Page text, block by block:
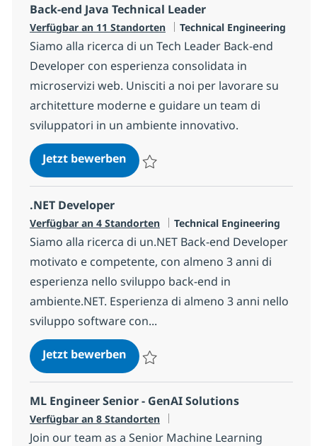
Back-end Java Technical Leader
Verfügbar an 11 Standorten Kategorie
Technical Engineering
Siamo alla ricerca di un Tech Leader Back-end
Developer con esperienza consolidata in
microservizi web. Unisciti a noi per lavorare su
architetture moderne e guidare un team di
sviluppatori in un ambiente innovativo.
Jetzt bewerbenBack-end Java Technical Leader
.NET Developer
Verfügbar an 4 Standorten Kategorie
Technical Engineering
Siamo alla ricerca di un.NET Back-end Developer
motivato e competente, con almeno 3 anni di
esperienza nello sviluppo back-end in
ambiente.NET. Esperienza di almeno 3 anni nello
sviluppo software con...
Jetzt bewerben.NET Developer
ML Engineer Senior - GenAI Solutions
Verfügbar an 8 Standorten
Join our team as a Senior Machine Learning